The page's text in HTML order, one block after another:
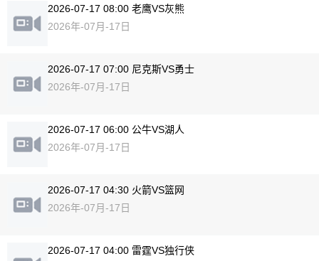
2026-07-17 08:00 老鹰VS灰熊
2026年-07月-17日
2026-07-17 07:00 尼克斯VS勇士
2026年-07月-17日
2026-07-17 06:00 公牛VS湖人
2026年-07月-17日
2026-07-17 04:30 火箭VS篮网
2026年-07月-17日
2026-07-17 04:00 雷霆VS独行侠